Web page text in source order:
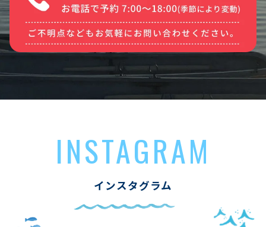
INSTAGRAM
インスタグラム